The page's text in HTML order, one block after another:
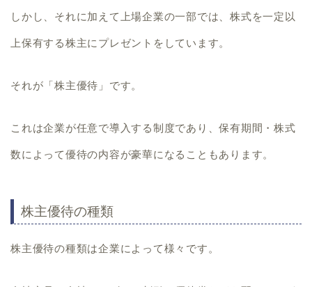
しかし、それに加えて上場企業の一部では、株式を一定以
上保有する株主にプレゼントをしています。
それが 「株主優待」 です。
これは企業が任意で導入する制度であり、保有期間・株式
数によって優待の内容が豪華になることもあります。
株主優待の種類
株主優待の種類は企業によって様々 です。